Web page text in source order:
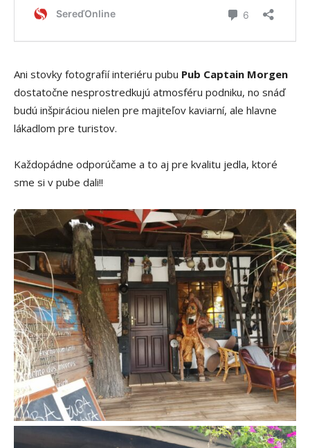
Ani stovky fotografií interiéru pubu Pub Captain Morgen
dostatočne nesprostredkujú atmosféru podniku, no snáď
budú inšpiráciou nielen pre majiteľov kaviarní, ale hlavne
lákadlom pre turistov.
Každopádne odporúčame a to aj pre kvalitu jedla, ktoré
sme si v pube dali!!